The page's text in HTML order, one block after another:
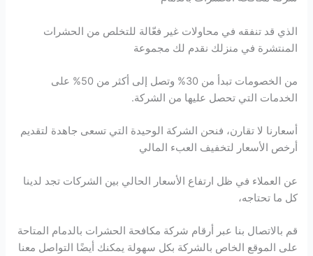
الذي قد تنفقه في محاولات غير فعّالة للتخلص من الحشرات
المنتشرة في منزلك نقدم لك مجموعة
من الخصومات تبدأ من 30% وتصل إلى أكثر من 50% على
الخدمات التي تحصل عليها من الشركة.
أسعارنا لا تقارن، فنحن الشركة الوحيدة التي تسعى جاهدة لتقديم
أرخص الأسعار لتخفيف العبء المالي
عن العملاء في ظل ارتفاع الأسعار الحالي بين الشركات تجد لدينا
كل ما تحتاجه،
قم بالاتصال بنا عبر أرقام شركة مكافحة الحشرات بالدمام المتاحة
على الموقع الخاص بالشركة بكل سهولة يمكنك أيضًا التواصل معنا